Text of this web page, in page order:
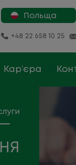
Польща
+48 22 658 10 25
Кар’єра